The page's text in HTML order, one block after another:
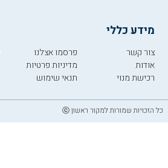
מידע כללי
צור קשר
אודות
רכישת מנוי
פרסמו אצלנו
מדיניות פרטיות
תנאי שימוש
כל הזכויות שמורות למקור ראשון ⓒ